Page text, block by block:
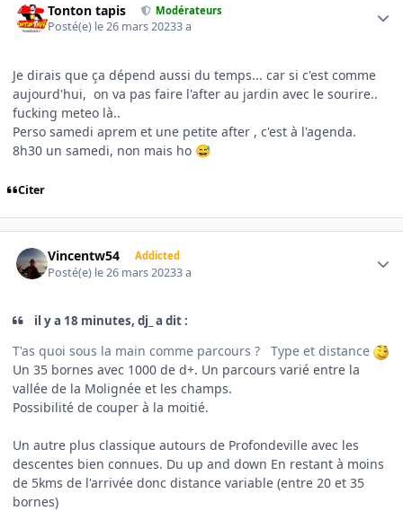
Tonton tapis Modérateurs
Posté(e) le 26 mars 20233 a
Je dirais que ça dépend aussi du temps... car si c'est comme
aujourd'hui, on va pas faire l'after au jardin avec le sourire..
fucking meteo là..
Perso samedi aprem et une petite after , c'est à l'agenda.
8h30 un samedi, non mais ho 😅
Citer
Vincentw54 Addicted
Posté(e) le 26 mars 20233 a
il y a 18 minutes, dj_ a dit :
T'as quoi sous la main comme parcours ? Type et distance
Un 35 bornes avec 1000 de d+. Un parcours varié entre la
vallée de la Molignée et les champs.
Possibilité de couper à la moitié.
Un autre plus classique autours de Profondeville avec les
descentes bien connues. Du up and down En restant à moins
de 5kms de l'arrivée donc distance variable (entre 20 et 35
bornes)